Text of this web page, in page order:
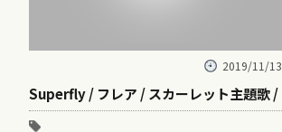
2019/11/13
Superfly / フレア / スカーレット主題歌 /